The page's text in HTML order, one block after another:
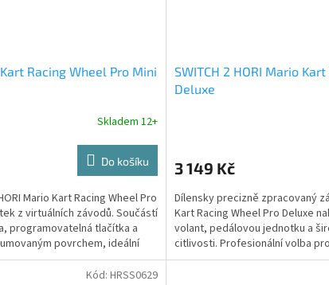
Racing Wheel Pro Mini
Skladem 12+
Do košíku
Mario Kart Racing Wheel Pro
z virtuálních závodů. Součástí
programovatelná tlačítka a
povrchem, ideální
Nintendo Switch 2.
SWITCH 2 HORI Mario
Deluxe
3 149 Kč
Dílensky precizně zpracovaný
Kart Racing Wheel Pro Deluxe
volant, pedálovou jednotku a
citlivosti. Profesionální volba
konzolích Nintendo Switch 2.
Kód:HRSS0629